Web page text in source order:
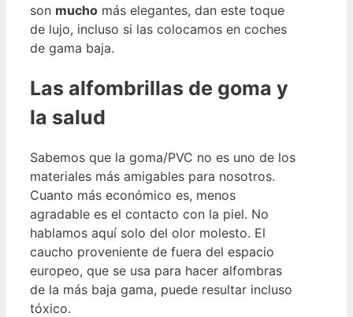
son mucho más elegantes, dan este toque
de lujo, incluso si las colocamos en coches
de gama baja.
Las alfombrillas de goma y
la salud
Sabemos que la goma/PVC no es uno de los
materiales más amigables para nosotros.
Cuanto más económico es, menos
agradable es el contacto con la piel. No
hablamos aquí solo del olor molesto. El
caucho proveniente de fuera del espacio
europeo, que se usa para hacer alfombras
de la más baja gama, puede resultar incluso
tóxico.